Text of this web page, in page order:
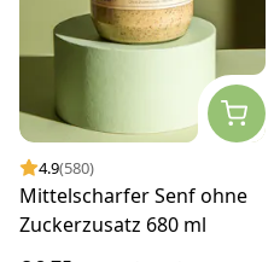
4.9(580)
Mittelscharfer Senf ohne
Zuckerzusatz 680 ml